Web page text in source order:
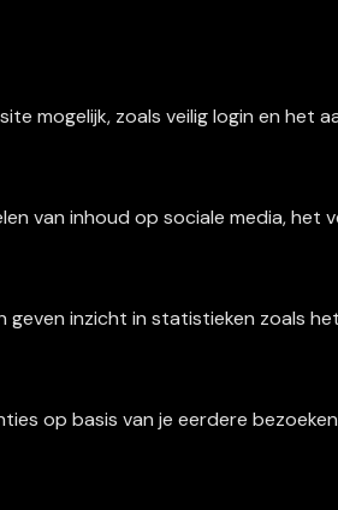
mogelijk, zoals veilig login en het
van inhoud op sociale media, het
inzicht in statistieken zoals
op basis van je eerdere